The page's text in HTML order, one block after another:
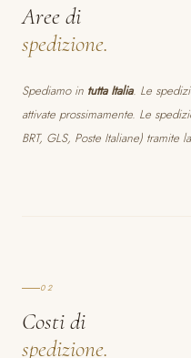
Aree di
spedizione.
Spediamo in tutta Italia. Le
attivate prossimamente. Le
BRT, GLS, Poste Italiane) tramite
02
Costi di
spedizione.